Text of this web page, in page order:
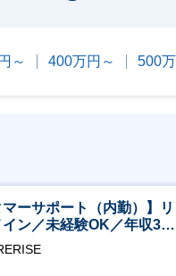
～ 400万円～ 500
マーサポート（内勤）】リ
ン／未経験OK／年収340
休日125日